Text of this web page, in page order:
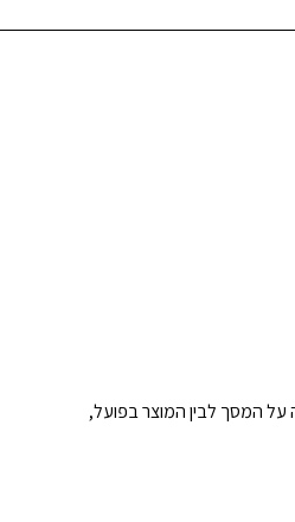
על המסך לבין המוצר בפועל,